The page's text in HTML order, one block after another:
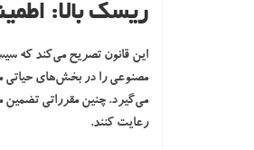
ریسک بالا:
این قانون تصریح می‌کند که
مصنوعی را در بخش‌های حیاتی
می‌گیرد. چنین مقرراتی تضمین
رعایت کنند.